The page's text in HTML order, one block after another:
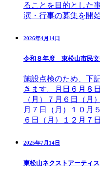
ることを目的とした
演・行事の募集を開
2026年4月14日
令和８年度 東松山市民文
施設点検のため、下
きます。月日６月８
（月）７月６日（月
月７日（月）１０月
６日（月）１２月７
2025年7月14日
東松山ネクストアーティ